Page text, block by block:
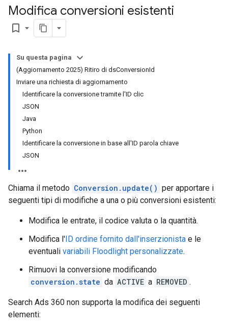
Modifica conversioni esistenti
bookmark_border
Su questa pagina
(Aggiornamento 2025) Ritiro di dsConversionId
Inviare una richiesta di aggiornamento
Identificare la conversione tramite l'ID clic
JSON
Java
Python
Identificare la conversione in base all'ID parola chiave
JSON
Chiama il metodo Conversion.update() per apportare i
seguenti tipi di modifiche a una o più conversioni esistenti:
Modifica le entrate, il codice valuta o la quantità.
Modifica l'ID ordine fornito dall'inserzionista e le
eventuali variabili Floodlight personalizzate.
Rimuovi la conversione modificando
conversion.state da ACTIVE a REMOVED .
Search Ads 360 non supporta la modifica dei seguenti
elementi: